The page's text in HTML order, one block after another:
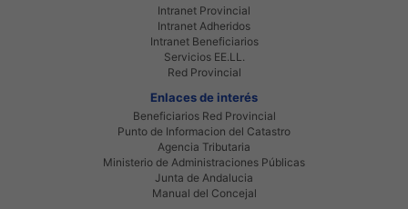
Intranet Provincial
Intranet Adheridos
Intranet Beneficiarios
Servicios EE.LL.
Red Provincial
Enlaces de interés
Beneficiarios Red Provincial
Punto de Informacion del Catastro
Agencia Tributaria
Ministerio de Administraciones Públicas
Junta de Andalucia
Manual del Concejal